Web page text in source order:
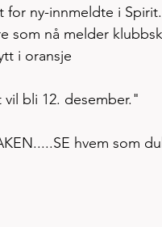
for ny-innmeldte i
som nå melder
i oransje
vil bli 12. desember."
hvem som